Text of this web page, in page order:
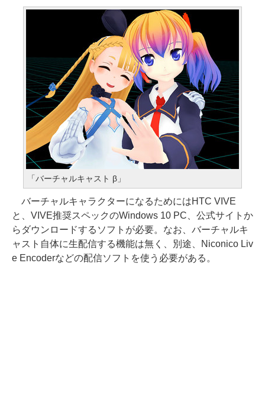
「バーチャルキャスト β」
バーチャルキャラクターになるためにはHTC VIVE
と、VIVE推奨スペックのWindows 10 PC、公式サイトか
らダウンロードするソフトが必要。なお、バーチャルキ
ャスト自体に生配信する機能は無く、別途、Niconico Liv
e Encoderなどの配信ソフトを使う必要がある。